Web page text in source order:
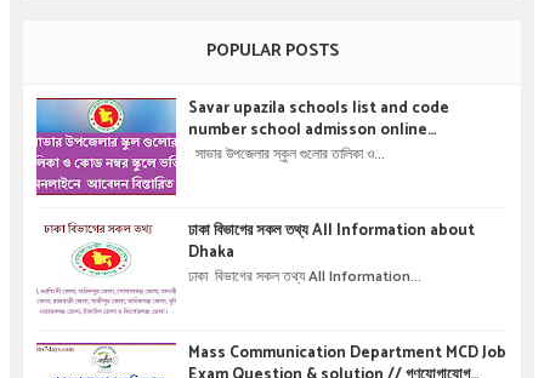
POPULAR POSTS
Savar upazila schools list and code
number school admisson online
application details !! সাভার উপজেলার স্কুল গুলোর
সাভার উপজেলার স্কুল গুলোর তালিকা ও...
ঢাকা বিভাগের সকল তথ্য All Information about
Dhaka
ঢাকা বিভাগের সকল তথ্য All Information...
Mass Communication Department MCD Job